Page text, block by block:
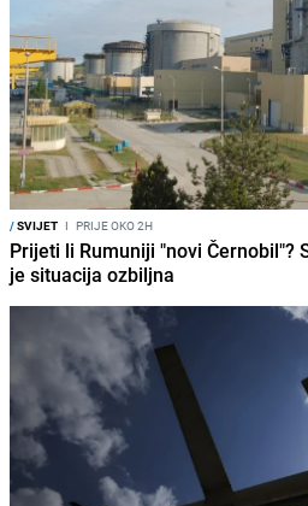
/SVIJET I PRIJE OKO 2H
Prijeti li Rumuniji "novi Černobil"?
je situacija ozbiljna